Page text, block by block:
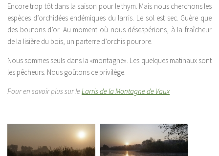
Encore trop tôt dans la saison pour le thym. Mais nous cherchons les
espèces d’orchidées endémiques du larris. Le sol est sec. Guère que
des boutons d’or. Au moment où nous désespérions, à la fraîcheur
de la lisière du bois, un parterre d’orchis pourpre.
Nous sommes seuls dans la «montagne». Les quelques matinaux sont
les pêcheurs. Nous goûtons ce privilège.
Pour en savoir plus sur leLarris de la Montagne de Vaux